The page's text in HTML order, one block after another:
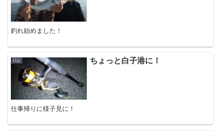
釣れ始めました！
日記 ちょっと白子港に！
仕事帰りに様子見に！